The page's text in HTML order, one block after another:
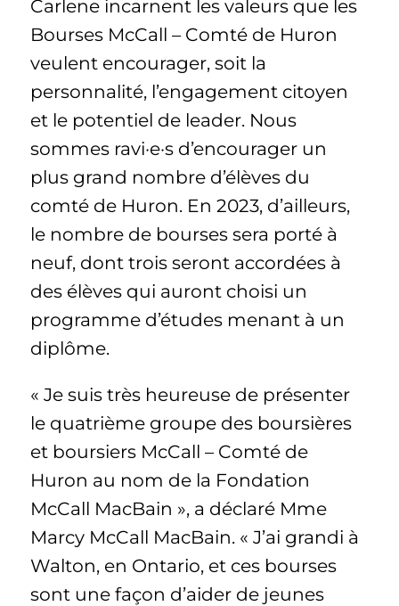
Carlene incarnent les valeurs que les
Bourses McCall – Comté de Huron
veulent encourager, soit la
personnalité, l’engagement citoyen
et le potentiel de leader. Nous
sommes ravi·e·s d’encourager un
plus grand nombre d’élèves du
comté de Huron. En 2023, d’ailleurs,
le nombre de bourses sera porté à
neuf, dont trois seront accordées à
des élèves qui auront choisi un
programme d’études menant à un
diplôme.
« Je suis très heureuse de présenter
le quatrième groupe des boursières
et boursiers McCall – Comté de
Huron au nom de la Fondation
McCall MacBain », a déclaré Mme
Marcy McCall MacBain. « J’ai grandi à
Walton, en Ontario, et ces bourses
sont une façon d’aider de jeunes